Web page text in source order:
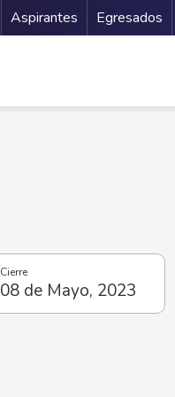
Menu
Aspirantes Egresados
08 de Mayo, 2023